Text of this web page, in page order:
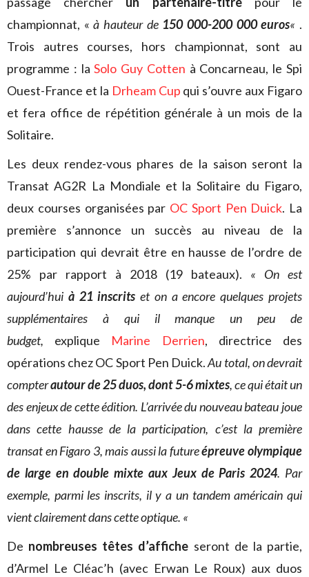
championnat, «à hauteur de 150 000-200 000 euros« .
Trois autres courses, hors championnat, sont au
programme : laSolo Guy Cotten à Concarneau, le Spi
Ouest-France et la Drheam Cup qui s’ouvre aux Figaro
et fera office de répétition générale à un mois de la
Solitaire.
Les deux rendez-vous phares de la saison seront la
Transat AG2R La Mondiale et la Solitaire du Figaro,
deux courses organisées par OC Sport Pen Duick. La
première s’annonce un succès au niveau de la
participation qui devrait être en hausse de l’ordre de
25% par rapport à 2018 (19 bateaux). « On est
aujourd’hui à 21 inscrits et on a encore quelques projets
supplémentaires à qui il manque un peu de
budget, explique Marine Derrien, directrice des
opérations chez OC Sport Pen Duick.Au total, on devrait
compterautour de 25 duos, dont 5-6 mixtes, ce qui était un
des enjeux de cette édition. L’arrivée du nouveau bateau joue
dans cette hausse de la participation, c’est la première
transat en Figaro 3, mais aussi la futureépreuve olympique
de large en double mixte aux Jeux de Paris 2024. Par
exemple, parmi les inscrits, il y a un tandem américain qui
vient clairement dans cette optique. «
De nombreuses têtes d’affiche seront de la partie,
d’Armel Le Cléac’h (avec Erwan Le Roux) aux duos